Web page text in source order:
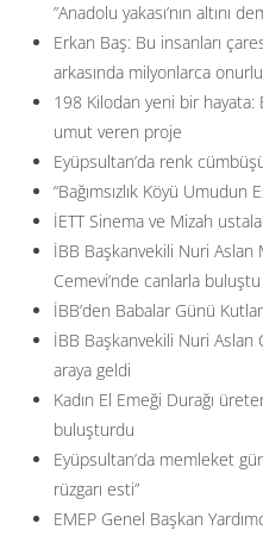
”Anadolu yakası’nın altını
Erkan Baş: Bu insanları
arkasında milyonlarca
198 Kilodan yeni bir hayata:
umut veren proje
Eyüpsultan’da renk
“Bağımsızlık Köyü Umudun
İETT Sinema ve Mizah
İBB Başkanvekili Nuri Aslan
Cemevi’nde canlarla buluştu
İBB’den Babalar Günü
İBB Başkanvekili Nuri Aslan
araya geldi
Kadın El Emeği Durağı
buluşturdu
Eyüpsultan’da memleket
rüzgarı esti”
EMEP Genel Başkan